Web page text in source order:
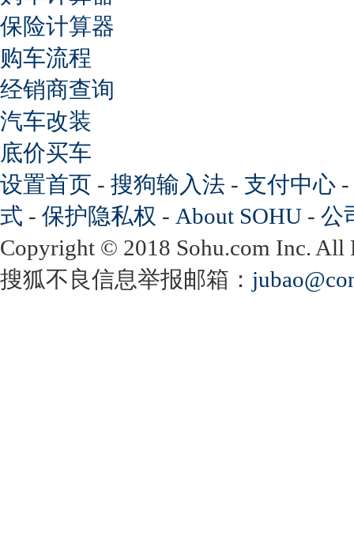
保险计算器
购车流程
经销商查询
汽车改装
底价买车
设置首页 - 搜狗输入法 - 支付中心 -
式 - 保护隐私权 - About SOHU - 公
Copyright © 2018 Sohu.com Inc.
搜狐不良信息举报邮箱：